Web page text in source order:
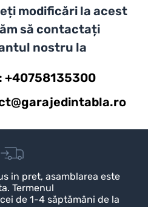
modificări la acest
să contactați
nostru la
+40758135300
in pret, asamblarea este
Termenul
de 1-4 săptămâni de la